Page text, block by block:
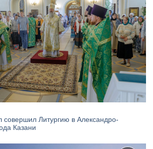
совершил Литургию в Александро-
Казани